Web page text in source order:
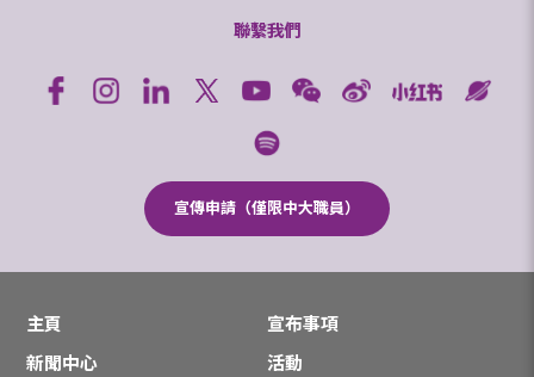
聯繫我們
宣傳申請（僅限中大職員）
主頁
宣布事項
新聞中心
活動